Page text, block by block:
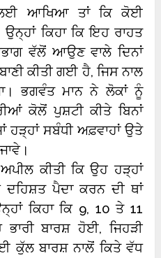
ਲਈ ਆਖਿਆ ਤਾਂ ਕਿ ਕੋਈ
ਕਿਹਾ ਕਿ ਇਹ ਰਾਹਤ
ਵੱਲੋਂ ਆਉਣ ਵਾਲੇ ਦਿਨਾਂ
ਕੀਤੀ ਗਈ ਹੈ, ਜਿਸ ਨਾਲ
ਭਗਵੰਤ ਮਾਨ ਨੇ ਲੋਕਾਂ ਨੂੰ
ਕੋਲੋਂ ਪੁਸ਼ਟੀ ਕੀਤੇ ਬਿਨਾਂ
ਹੜ੍ਹਾਂ ਸਬੰਧੀ ਅਫ਼ਵਾਹਾਂ ਉਤੇ
ਕੀਤੀ ਕਿ ਉਹ ਹੜ੍ਹਾਂ
ਦਹਿਸ਼ਤ ਪੈਦਾ ਕਰਨ ਦੀ ਥਾਂ
ਕਿਹਾ ਕਿ 9, 10 ਤੇ 11
ਬਾਰਸ਼ ਹੋਈ, ਜਿਹੜੀ
ਕੁੱਲ ਬਾਰਸ਼ ਨਾਲੋਂ ਕਿਤੇ ਵੱਧ